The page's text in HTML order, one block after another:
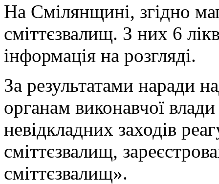
На Смілянщині, згідно
сміттєзвалищ. З них 6
інформація на розгляді.
За результатами наради
органам виконавчої
невідкладних заходів
сміттєзвалищ,
сміттєзвалищ».